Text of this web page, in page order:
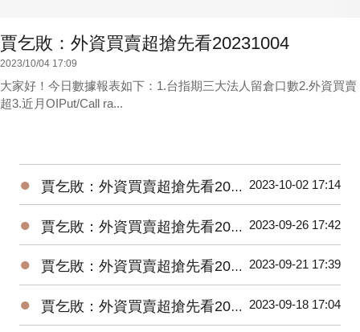
賈乞敗：外資買賣超搶先看20231004
2023/10/04 17:09
大家好！今日數據報表如下：1.台指期三大法人留倉口數2.外資買賣
超3.近月OIPut/Call ra...
● 賈乞敗：外資買賣超搶先看20231002 2023-10-02 17:14
● 賈乞敗：外資買賣超搶先看20230926 2023-09-26 17:42
● 賈乞敗：外資買賣超搶先看20230921 2023-09-21 17:39
● 賈乞敗：外資買賣超搶先看20230918 2023-09-18 17:04